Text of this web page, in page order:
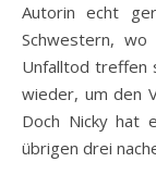
Autorin echt
Schwestern, wo
Unfalltod treffen
wieder, um den
Doch Nicky hat
übrigen drei